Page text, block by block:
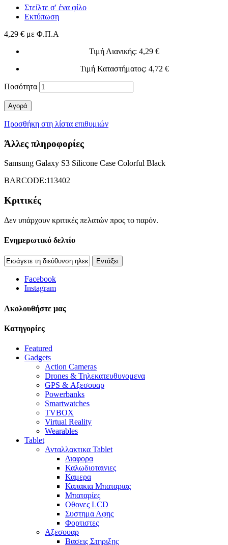
Στείλτε σ' ένα φίλο
Εκτύπωση
4,29 € με Φ.Π.Α
Τιμή Λιανικής: 4,29 €
Τιμή Καταστήματος: 4,72 €
Ποσότητα
Αγορά
Προσθήκη στη λίστα επιθυμιών
Άλλες πληροφορίες
Samsung Galaxy S3 Silicone Case Colorful Black
BARCODE:113402
Κριτικές
Δεν υπάρχουν κριτικές πελατών προς το παρόν.
Ενημερωτικό δελτίο
Εντάξει
Facebook
Instagram
Aκολουθήστε μας
Κατηγορίες
Featured
Gadgets
Action Cameras
Drones & Τηλεκατευθυνομενα
GPS & Αξεσουαρ
Powerbanks
Smartwatches
TVBOX
Virtual Reality
Wearables
Tablet
Ανταλλακτικα Tablet
Διαφορα
Καλωδιοταινιες
Καμερα
Καπακια Μπαταριας
Μπαταρίες
Οθονες LCD
Συστημα Αφης
Φορτιστες
Αξεσουαρ
Βασεις Στηριξης